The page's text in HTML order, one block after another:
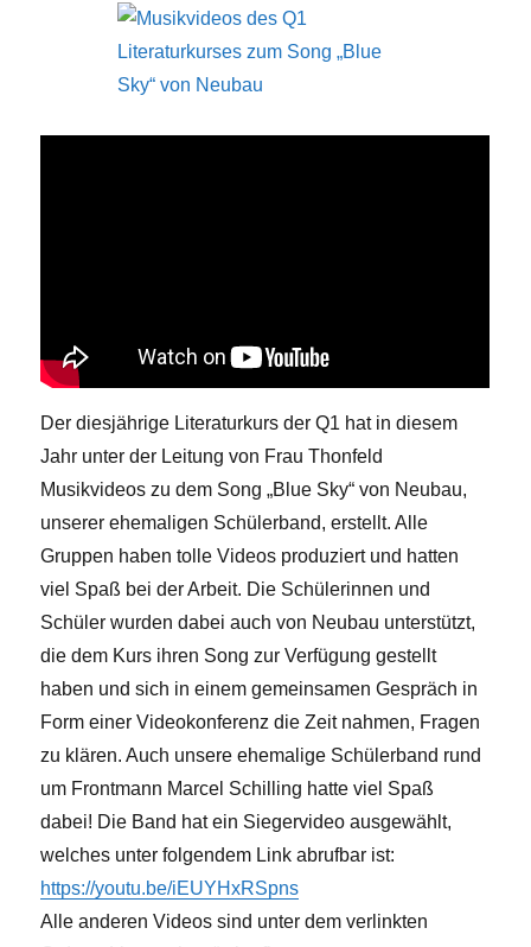
Der diesjährige Literaturkurs der Q1 hat in diesem
Jahr unter der Leitung von Frau Thonfeld
Musikvideos zu dem Song „Blue Sky“ von Neubau,
unserer ehemaligen Schülerband, erstellt. Alle
Gruppen haben tolle Videos produziert und hatten
viel Spaß bei der Arbeit. Die Schülerinnen und
Schüler wurden dabei auch von Neubau unterstützt,
die dem Kurs ihren Song zur Verfügung gestellt
haben und sich in einem gemeinsamen Gespräch in
Form einer Videokonferenz die Zeit nahmen, Fragen
zu klären. Auch unsere ehemalige Schülerband rund
um Frontmann Marcel Schilling hatte viel Spaß
dabei! Die Band hat ein Siegervideo ausgewählt,
welches unter folgendem Link abrufbar ist:
https://youtu.be/iEUYHxRSpns
Alle anderen Videos sind unter dem verlinkten